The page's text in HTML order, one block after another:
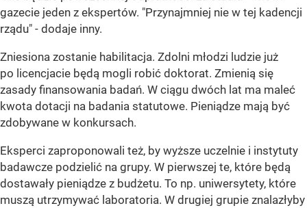
gazecie jeden z ekspertów. "Przynajmniej nie w tej kadencji
rządu" - dodaje inny.
Zniesiona zostanie habilitacja. Zdolni młodzi ludzie już
po licencjacie będą mogli robić doktorat. Zmienią się
zasady finansowania badań. W ciągu dwóch lat ma maleć
kwota dotacji na badania statutowe. Pieniądze mają być
zdobywane w konkursach.
Eksperci zaproponowali też, by wyższe uczelnie i instytuty
badawcze podzielić na grupy. W pierwszej te, które będą
dostawały pieniądze z budżetu. To np. uniwersytety, które
muszą utrzymywać laboratoria. W drugiej grupie znalazłyby